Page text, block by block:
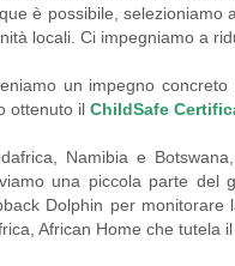
è possibile, selezioniamo
locali. Ci impegniamo a
un impegno
ottenuto il ChildSafe
Namibia e
una piccola parte del
Dolphin per
African Home che tutela